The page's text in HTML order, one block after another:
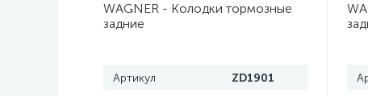
WAGNER - Колодки тормозные
задние
Артикул ZD1901